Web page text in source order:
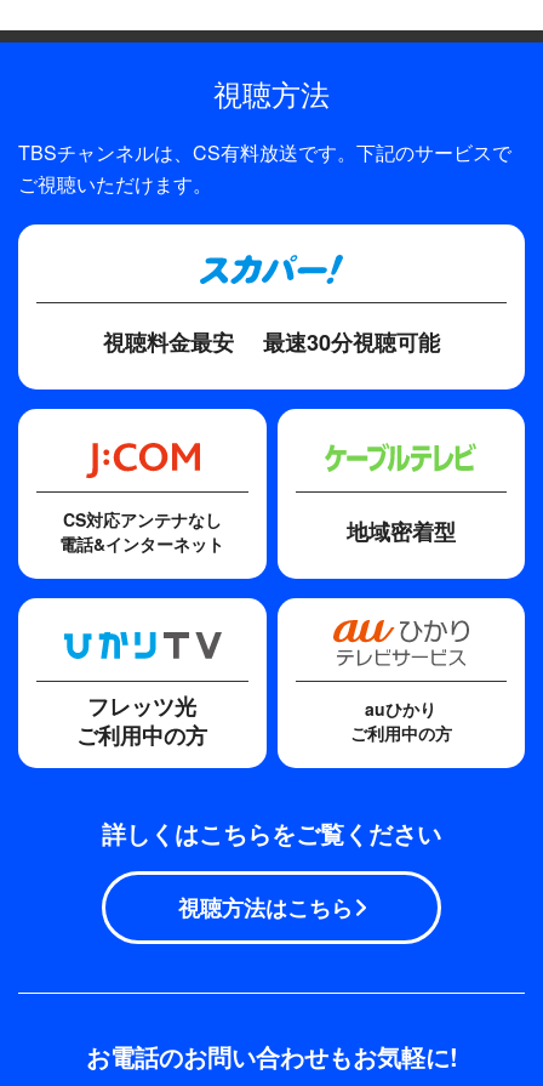
定・内容が変更となる場合あり
制作年
TBS
視聴方法
TBSチャンネルは、CS有料放送です。下記のサービスで
ご視聴いただけます。
視聴料金最安 最速30分視聴可能
CS対応アンテナなし
電話&インターネット
地域密着型
フレッツ光
ご利用中の方
auひかり
ご利用中の方
詳しくはこちらをご覧ください
視聴方法はこちら
お電話のお問い合わせもお気軽に!